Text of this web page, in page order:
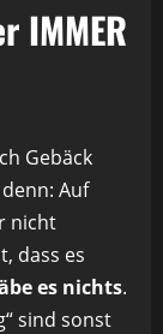
IMMER
Gebäck
Auf
nicht
dass es
es nichts.
sind sonst